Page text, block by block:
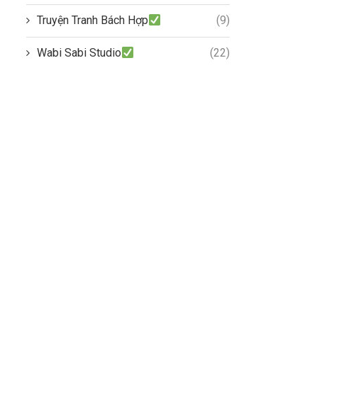
Truyện Tranh Bách Hợp (9)
Wabi Sabi Studio (22)